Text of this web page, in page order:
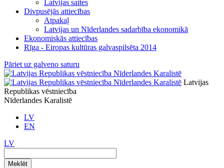
Latvijas saites
Divpusējās attiecības
Atpakaļ
Latvijas un Nīderlandes sadarbība ekonomikā
Ekonomiskās attiecības
Rīga - Eiropas kultūras galvaspilsēta 2014
Pāriet uz galveno saturu
Latvijas
Republikas vēstniecība
Nīderlandes Karalistē
LV
EN
LV
Meklēt